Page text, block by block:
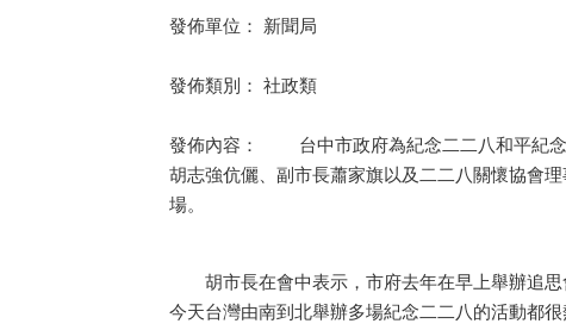
發佈單位： 新聞局
發佈類別： 社政類
發佈內容： 台中市政府為紀念二二八和平紀念
胡志強伉儷、副市長蕭家旗以及二二八關懷協會
場。
胡市長在會中表示，市府去年在早上舉辦追思
今天台灣由南到北舉辦多場紀念二二八的活動都